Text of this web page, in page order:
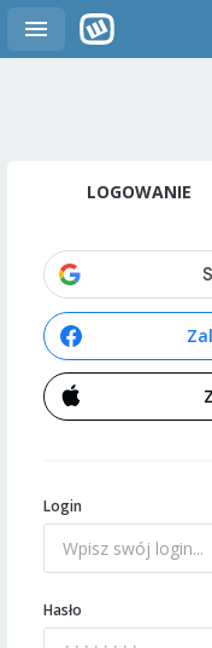
LOGOWANIE
Login
Hasło